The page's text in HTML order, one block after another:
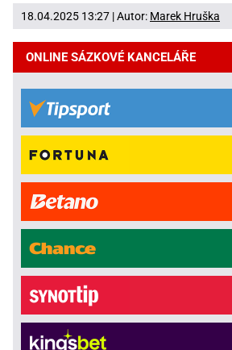
18.04.2025 13:27 | Autor: Marek Hruška
ONLINE SÁZKOVÉ KANCELÁŘE